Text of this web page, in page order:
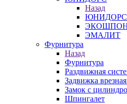
Назад
ЮНИДОРС
ЭМАЛИТ
Фурнитура
Назад
Фурнитура
Раздвижная
Задвижка
Замок с
Шпингалет